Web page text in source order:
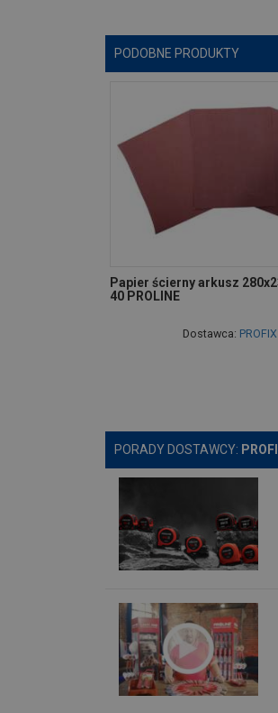
PODOBNE PRODUKTY
Papier ścierny arkusz
40 PROLINE
Dostawca: PROFIX
PORADY DOSTAWCY: